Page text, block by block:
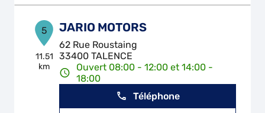
5
11.51
km
JARIO MOTORS
62 Rue Roustaing
33400 TALENCE
Ouvert 08:00 - 12:00 et 14:00 -
18:00
Téléphone